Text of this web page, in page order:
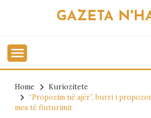
GAZETA
Home
Kuriozitete
“Propozim në ajër”, burri i
mes të fluturimit